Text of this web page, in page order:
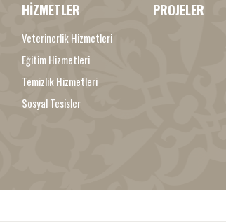
HİZMETLER
Veterinerlik Hizmetleri
Eğitim Hizmetleri
Temizlik Hizmetleri
Sosyal Tesisler
PROJELER